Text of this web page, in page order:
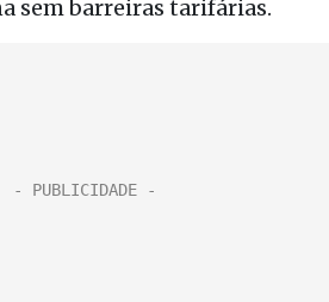
sem barreiras tarifárias.